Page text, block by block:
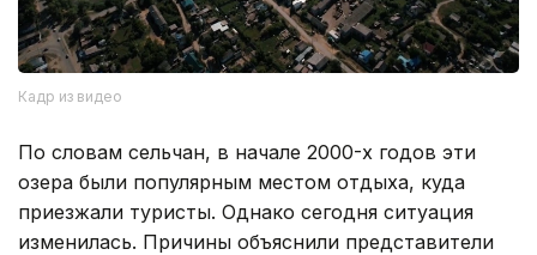
Кадр из видео
По словам сельчан, в начале 2000-х годов эти
озера были популярным местом отдыха, куда
приезжали туристы. Однако сегодня ситуация
изменилась. Причины объяснили представители